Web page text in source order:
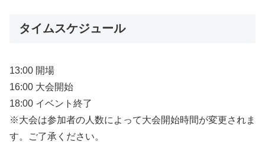
タイムスケジュール
13:00 開場
16:00 大会開始
18:00 イベント終了
※大会は参加者の人数によって大会開始時間が変更されま
す。ご了承ください。